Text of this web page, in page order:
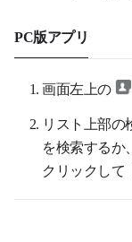
PC版アプリ
画面左上の
リスト上部
を検索するか
クリックして